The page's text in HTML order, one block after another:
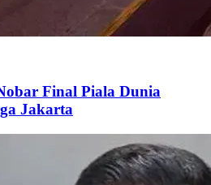
Final Piala Dunia
Jakarta